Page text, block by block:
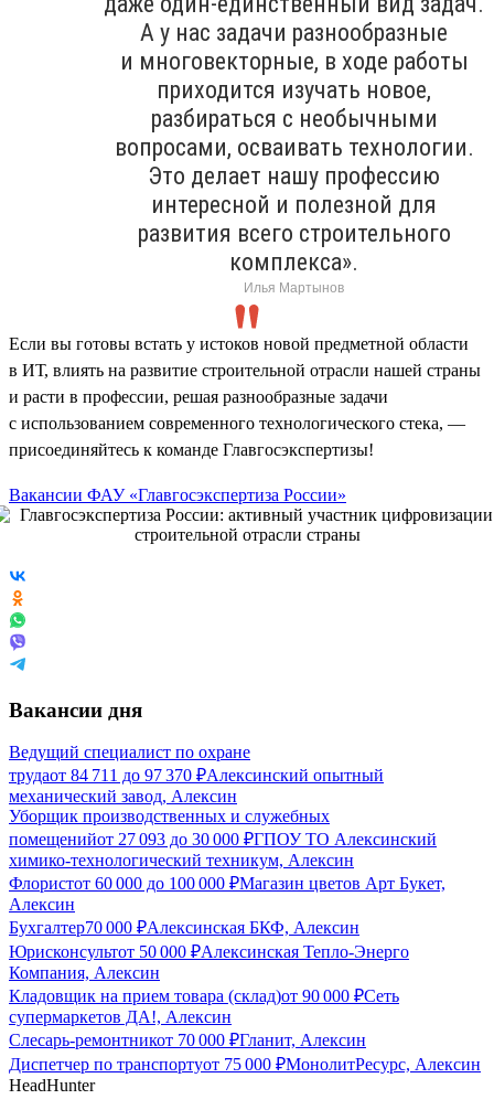
А у нас задачи разнообразные
и многовекторные, в ходе работы
приходится изучать новое,
разбираться с необычными
вопросами, осваивать технологии.
Это делает нашу профессию
интересной и полезной для
развития всего строительного
комплекса».
Илья Мартынов
Если вы готовы встать у истоков новой предметной области
в ИТ, влиять на развитие строительной отрасли нашей страны
и расти в профессии, решая разнообразные задачи
с использованием современного технологического стека, —
присоединяйтесь к команде Главгосэкспертизы!
Вакансии ФАУ «Главгосэкспертиза России»
Вакансии дня
Ведущий специалист по охране
трудаот 84 711 до 97 370 ₽Алексинский опытный
механический завод, Алексин
Уборщик производственных и служебных
помещенийот 27 093 до 30 000 ₽ГПОУ ТО Алексинский
химико-технологический техникум, Алексин
Флористот 60 000 до 100 000 ₽Магазин цветов Арт Букет,
Алексин
Бухгалтер70 000 ₽Алексинская БКФ, Алексин
Юрисконсультот 50 000 ₽Алексинская Тепло-Энерго
Компания, Алексин
Кладовщик на прием товара (склад)от 90 000 ₽Сеть
супермаркетов ДА!, Алексин
Слесарь-ремонтникот 70 000 ₽Гланит, Алексин
Диспетчер по транспортуот 75 000 ₽МонолитРесурс, Алексин
HeadHunter